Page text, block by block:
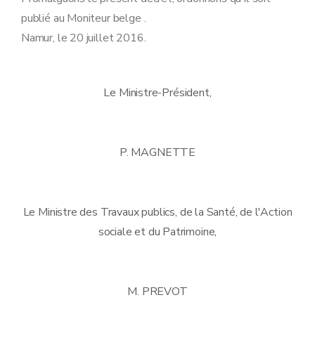
publié au Moniteur belge .
Namur, le 20 juillet 2016.
Le Ministre-Président,
P. MAGNETTE
Le Ministre des Travaux publics, de la Santé, de l'Action
sociale et du Patrimoine,
M. PREVOT